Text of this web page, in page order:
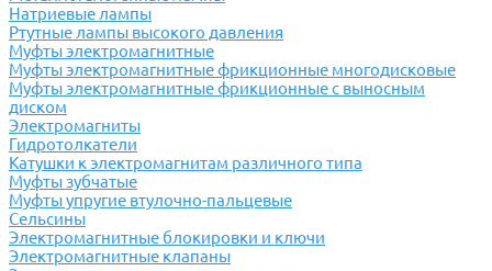
Натриевые лампы
Ртутные лампы высокого давления
Муфты электромагнитные
Муфты электромагнитные фрикционные многодисковые
Муфты электромагнитные фрикционные с выносным
диском
Электромагниты
Гидротолкатели
Катушки к электромагнитам различного типа
Муфты зубчатые
Муфты упругие втулочно-пальцевые
Сельсины
Электромагнитные блокировки и ключи
Электромагнитные клапаны